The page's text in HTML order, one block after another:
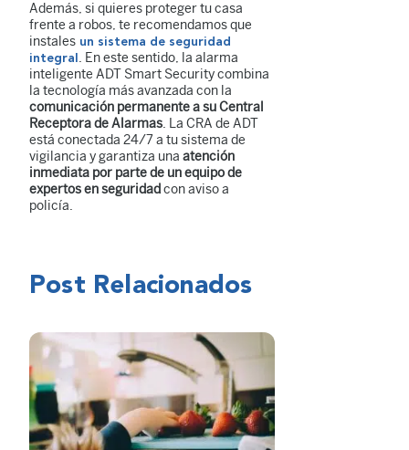
Además, si quieres proteger tu casa
frente a robos, te recomendamos que
instales un sistema de seguridad
integral . En este sentido, la alarma
inteligente ADT Smart Security combina
la tecnología más avanzada con la
comunicación permanente a su Central
Receptora de Alarmas. La CRA de ADT
está conectada 24/7 a tu sistema de
vigilancia y garantiza una atención
inmediata por parte de un equipo de
expertos en seguridadcon aviso a
policía.
Post Relacionados